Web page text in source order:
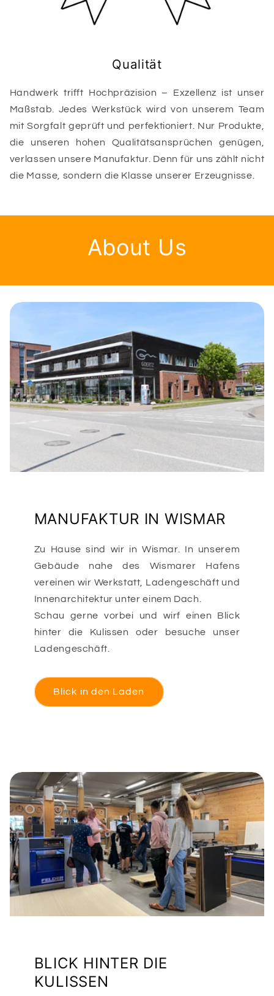
Qualität
Handwerk trifft Hochpräzision – Exzellenz ist unser
Maßstab. Jedes Werkstück wird von unserem Team
mit Sorgfalt geprüft und perfektioniert. Nur Produkte,
die unseren hohen Qualitätsansprüchen genügen,
verlassen unsere Manufaktur. Denn für uns zählt nicht
die Masse, sondern die Klasse unserer Erzeugnisse.
About Us
MANUFAKTUR IN WISMAR
Zu Hause sind wir in Wismar. In unserem
Gebäude nahe des Wismarer Hafens
vereinen wir Werkstatt, Ladengeschäft und
Innenarchitektur unter einem Dach.
Schau gerne vorbei und wirf einen Blick
hinter die Kulissen oder besuche unser
Ladengeschäft.
Blick in den Laden
BLICK HINTER DIE
KULISSEN